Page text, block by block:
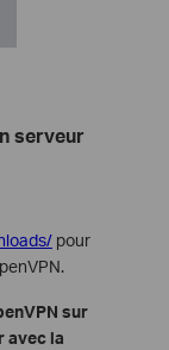
serveur
pour
sur
avec la